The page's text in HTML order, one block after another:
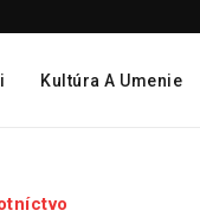
Kultúra A Umenie